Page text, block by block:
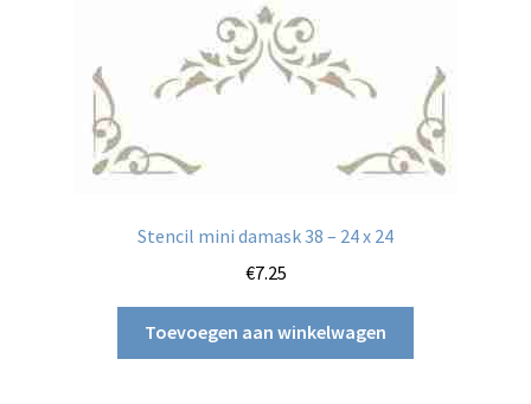
Stencil mini damask 38 – 24 x 24
€7.25
Toevoegen aan winkelwagen